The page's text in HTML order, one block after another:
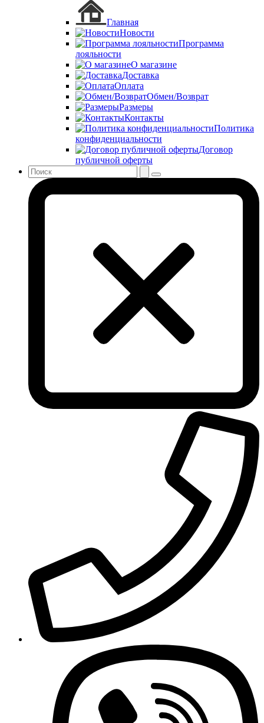
Главная
Новости
Программа
лояльности
О магазине
Доставка
Оплата
Обмен/Возврат
Размеры
Контакты
Политика
конфиденциальности
Договор
публичной оферты